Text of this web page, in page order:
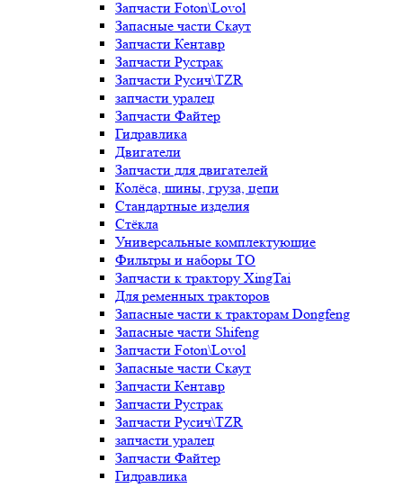
Запчасти Foton\Lovol
Запасные части Скаут
Запчасти Кентавр
Запчасти Рустрак
Запчасти Русич\TZR
запчасти уралец
Запчасти Файтер
Гидравлика
Двигатели
Запчасти для двигателей
Колёса, шины, груза, цепи
Стандартные изделия
Стёкла
Универсальные комплектующие
Фильтры и наборы ТО
Запчасти к трактору XingTai
Для ременных тракторов
Запасные части к тракторам Dongfeng
Запасные части Shifeng
Запчасти Foton\Lovol
Запасные части Скаут
Запчасти Кентавр
Запчасти Рустрак
Запчасти Русич\TZR
запчасти уралец
Запчасти Файтер
Гидравлика